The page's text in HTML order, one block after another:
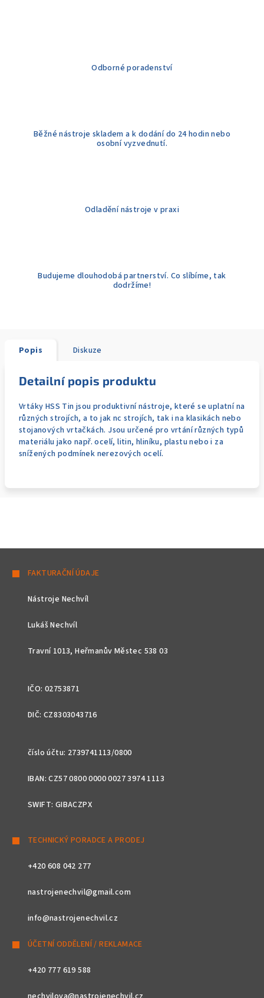
Odborné poradenství
Běžné nástroje skladem a k dodání do 24 hodin nebo
osobní vyzvednutí.
Odladění nástroje v praxi
Budujeme dlouhodobá partnerství. Co slíbíme, tak
dodržíme!
Popis Diskuze
Detailní popis produktu
Vrtáky HSS Tin jsou produktivní nástroje, které se uplatní na
různých strojích, a to jak nc strojích, tak i na klasikách nebo
stojanových vrtačkách. Jsou určené pro vrtání různých typů
materiálu jako např. ocelí, litin, hliníku, plastu nebo i za
snížených podmínek nerezových ocelí.
FAKTURAČNÍ ÚDAJE
Nástroje Nechvíl
Lukáš Nechvíl
Travní 1013, Heřmanův Městec 538 03
IČO: 02753871
DIČ: CZ8303043716
číslo účtu: 2739741113/0800
IBAN: CZ57 0800 0000 0027 3974 1113
SWIFT: GIBACZPX
TECHNICKÝ PORADCE A PRODEJ
+420 608 042 277
nastrojenechvil@gmail.com
info@nastrojenechvil.cz
ÚČETNÍ ODDĚLENÍ / REKLAMACE
+420 777 619 588